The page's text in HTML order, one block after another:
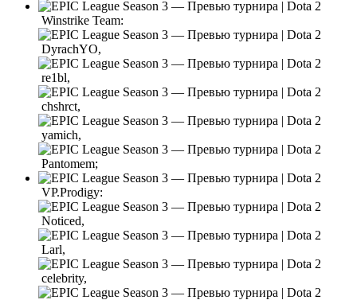
Winstrike Team:
DyrachYO,
re1bl,
chshrct,
yamich,
Pantomem;
VP.Prodigy:
Noticed,
Larl,
celebrity,